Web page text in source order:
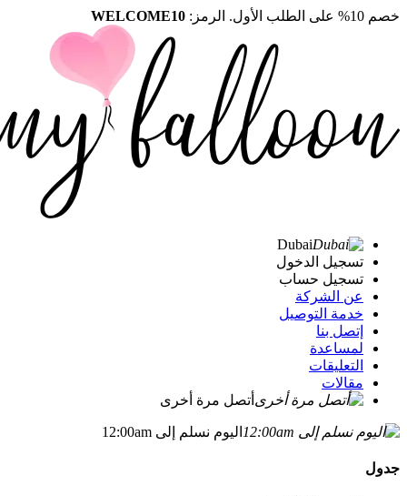
خصم 10% على الطلب الأول. الرمز: WELCOME10
Dubai
تسجيل الدخول
تسجيل حساب
عن الشركة
خدمة التوصيل
إتصل بنا
لمساعدة
التعليقات
مقالات
أتصل مرة أخرى
اليوم نسلم إلى 12:00am
جدول